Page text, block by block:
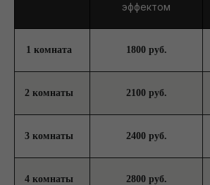
эффектом
1 комната 1800 руб.
2 комнаты 2100 руб.
3 комнаты 2400 руб.
4 комнаты 2800 руб.
+7
Согласие на обработку моих персональных
данныхв порядке и на условиях, указанных